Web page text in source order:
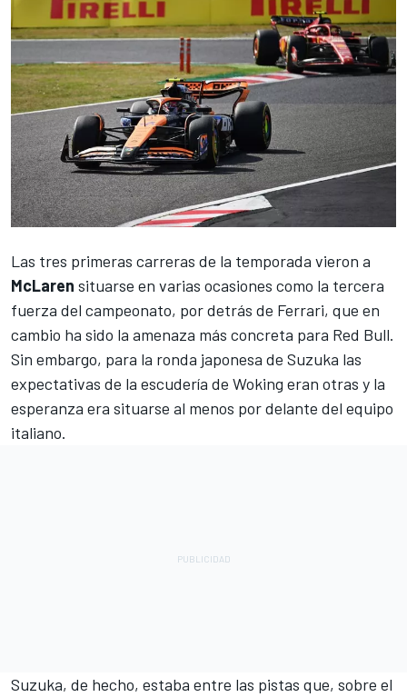
Las tres primeras carreras de la temporada vieron a
McLaren situarse en varias ocasiones como la tercera
fuerza del campeonato, por detrás de Ferrari, que en
cambio ha sido la amenaza más concreta para Red Bull.
Sin embargo, para la ronda japonesa de Suzuka las
expectativas de la escudería de Woking eran otras y la
esperanza era situarse al menos por delante del equipo
italiano.
Suzuka, de hecho, estaba entre las pistas que, sobre el